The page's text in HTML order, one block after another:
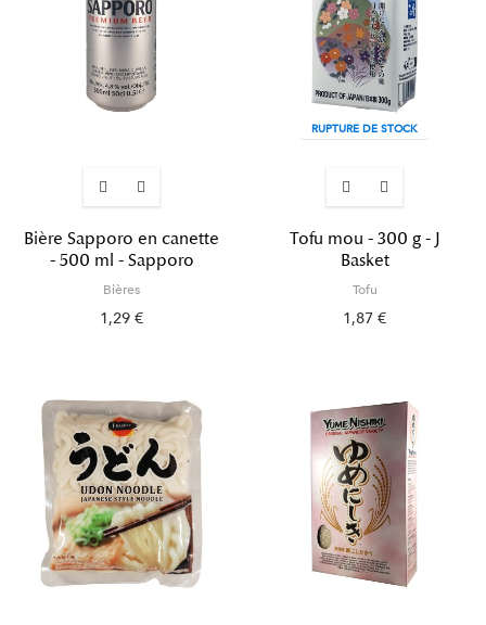
Bière Sapporo en canette
- 500 ml - Sapporo
Bières
1,29 €
RUPTURE DE STOCK
Tofu mou - 300 g - J
Basket
Tofu
1,87 €